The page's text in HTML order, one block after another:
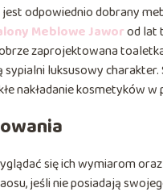
odpowiednio dobrany
Meblowe Jaworod lat
zaprojektowana
luksusowy
nakładanie kosmetyków
się ich wymiarom
jeśli nie posiadają